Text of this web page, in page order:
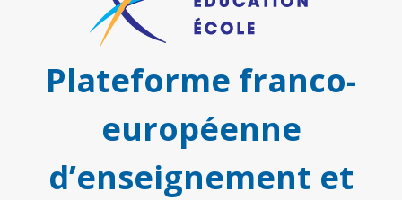
Plateforme franco-
européenne
d’enseignement et